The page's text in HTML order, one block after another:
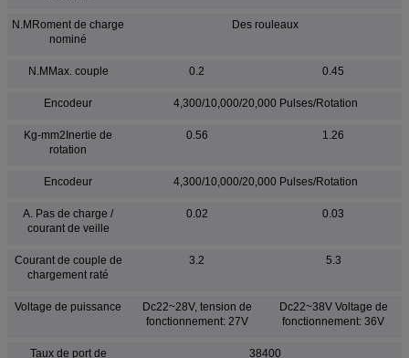
N.MRoment de charge
nominé
Des rouleaux
N.MMax. couple 0.2 0.45
Encodeur 4,300/10,000/20,000 Pulses/Rotation
Kg-mm2Inertie de
rotation
0.56 1.26
Encodeur 4,300/10,000/20,000 Pulses/Rotation
A. Pas de charge /
courant de veille
0.02 0.03
Courant de couple de
chargement raté
3.2 5.3
Voltage de puissance
Dc22~28V, tension de
fonctionnement: 27V
Dc22~38V Voltage de
fonctionnement: 36V
Taux de port de
38400